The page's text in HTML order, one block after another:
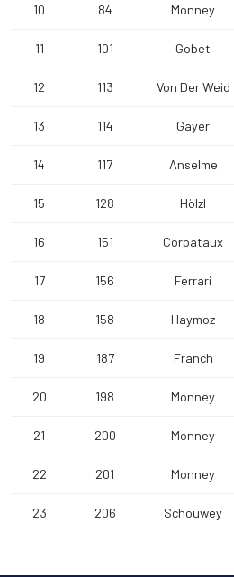
10 84 Monney
11 101 Gobet
12 113 Von Der Weid
13 114 Gayer
14 117 Anselme
15 128 Hölzl
16 151 Corpataux
17 156 Ferrari
18 158 Haymoz
19 187 Franch
20 198 Monney
21 200 Monney
22 201 Monney
23 206 Schouwey